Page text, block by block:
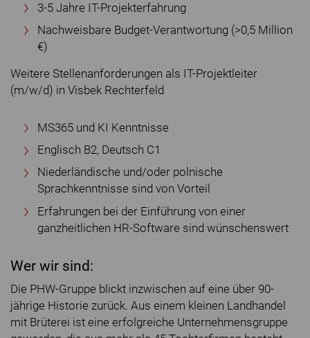
3-5 Jahre IT-Projekterfahrung
Nachweisbare Budget-Verantwortung (>0,5 Million
€)
Weitere Stellenanforderungen als IT-Projektleiter
(m/w/d) in Visbek Rechterfeld
MS365 und KI Kenntnisse
Englisch B2, Deutsch C1
Niederländische und/oder polnische
Sprachkenntnisse sind von Vorteil
Erfahrungen bei der Einführung von einer
ganzheitlichen HR-Software sind wünschenswert
Wer wir sind:
Die PHW-Gruppe blickt inzwischen auf eine über 90-
jährige Historie zurück. Aus einem kleinen Landhandel
mit Brüterei ist eine erfolgreiche Unternehmensgruppe